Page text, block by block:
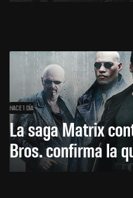
HACE 1 DÍA
La saga Matrix
Bros. confirma la